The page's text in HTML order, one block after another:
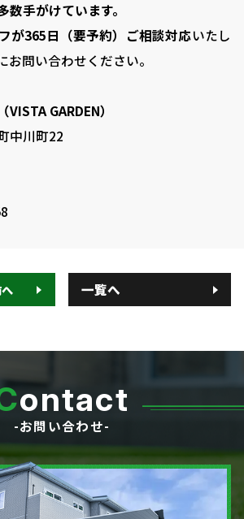
手がけています。
が365日（要予約）ご相談対応いたし
お問い合わせください。
GARDEN）
中川町22
一覧へ
ontact
-お問い合わせ-